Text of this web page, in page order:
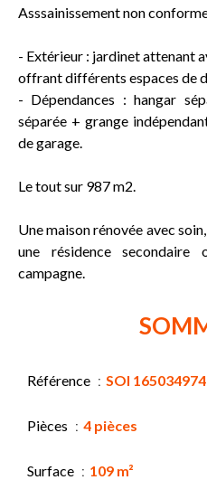
Asssainissement non
- Extérieur : jardinet attenant
offrant différents espaces de
- Dépendances : hangar
séparée + grange
de garage.
Le tout sur 987 m2.
Une maison rénovée avec
une résidence
campagne.
Référence SOI 165034974
Pièces 4 pièces
Surface 109 m²